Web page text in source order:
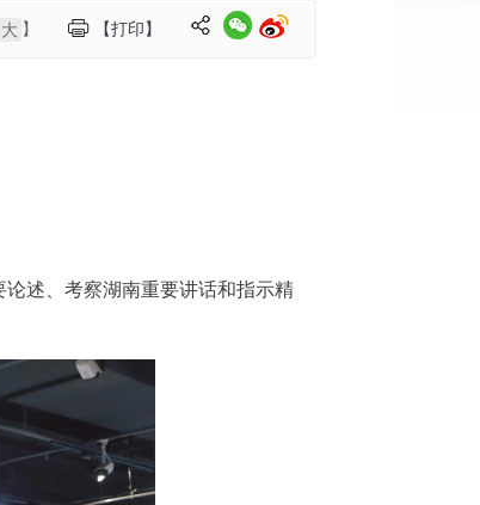
【打印】
大 】
述、考察湖南重要讲话和指示精